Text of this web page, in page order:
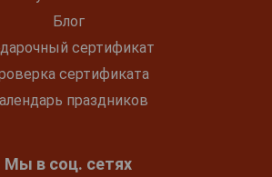
Блог
сертификат
сертификата
праздников
Мы в соц. сетях